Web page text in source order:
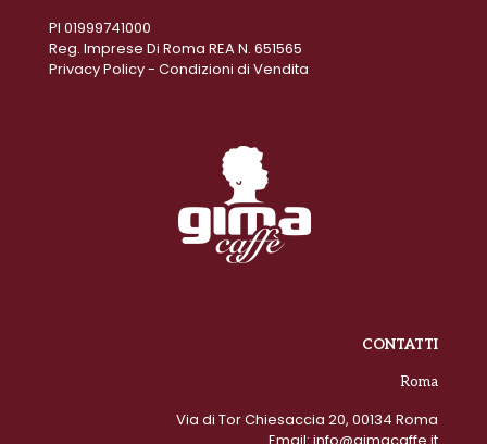
PI 01999741000
Reg. Imprese Di Roma REA N. 651565
Privacy Policy- Condizioni di Vendita
CONTATTI
Roma
Via di Tor Chiesaccia 20, 00134 Roma